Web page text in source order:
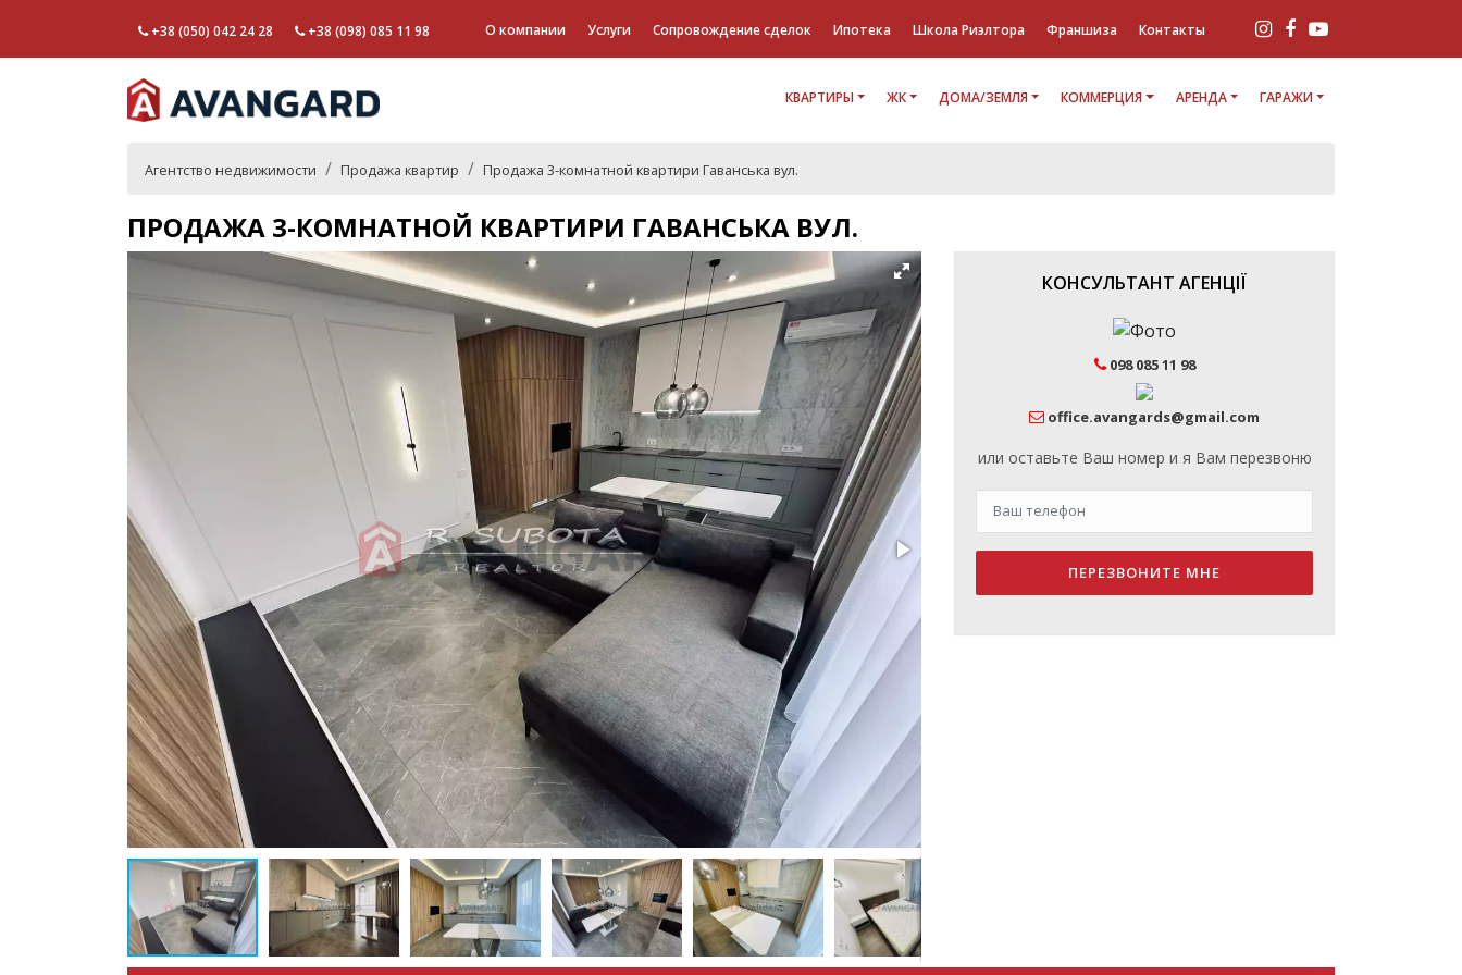
+38 (050) 042 24 28 +38 (098) 085 11 98 О компании Услуги Сопровождение сделок Ипотека Школа Риэлтора Франшиза Контакты
КВАРТИРЫ ЖК ДОМА/ЗЕМЛЯ КОММЕРЦИЯ АРЕНДА ГАРАЖИ
Агентство недвижимости Продажа квартир Продажа 3-комнатной квартири Гаванська вул.
ПРОДАЖА 3-КОМНАТНОЙ КВАРТИРИ ГАВАНСЬКА ВУЛ.
КОНСУЛЬТАНТ АГЕНЦІЇ
098 085 11 98
office.avangards@gmail.com
или оставьте Ваш номер и я Вам перезвоню
ПЕРЕЗВОНИТЕ МНЕ